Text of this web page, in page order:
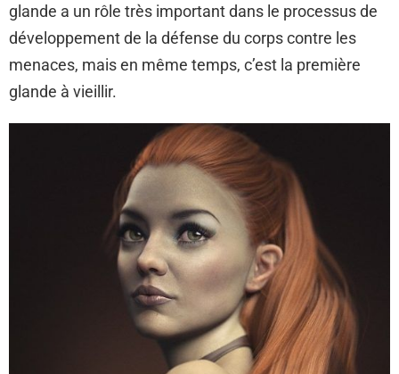
glande a un rôle très important dans le processus de
développement de la défense du corps contre les
menaces, mais en même temps, c’est la première
glande à vieillir.